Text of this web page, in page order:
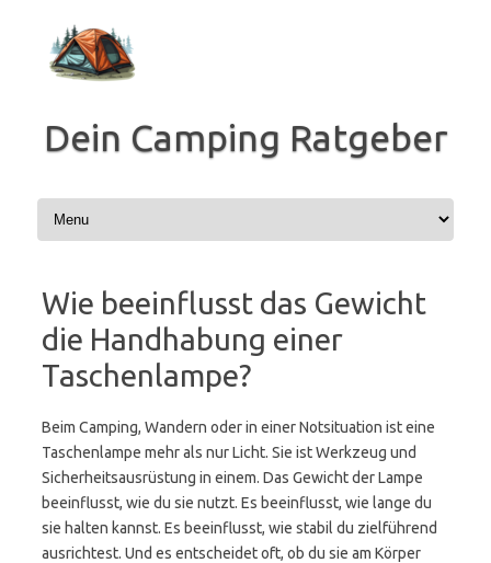
springen
Dein Camping Ratgeber
Wie beeinflusst das Gewicht
die Handhabung einer
Taschenlampe?
Beim Camping, Wandern oder in einer Notsituation ist eine
Taschenlampe mehr als nur Licht. Sie ist Werkzeug und
Sicherheitsausrüstung in einem. Das Gewicht der Lampe
beeinflusst, wie du sie nutzt. Es beeinflusst, wie lange du
sie halten kannst. Es beeinflusst, wie stabil du zielführend
ausrichtest. Und es entscheidet oft, ob du sie am Körper